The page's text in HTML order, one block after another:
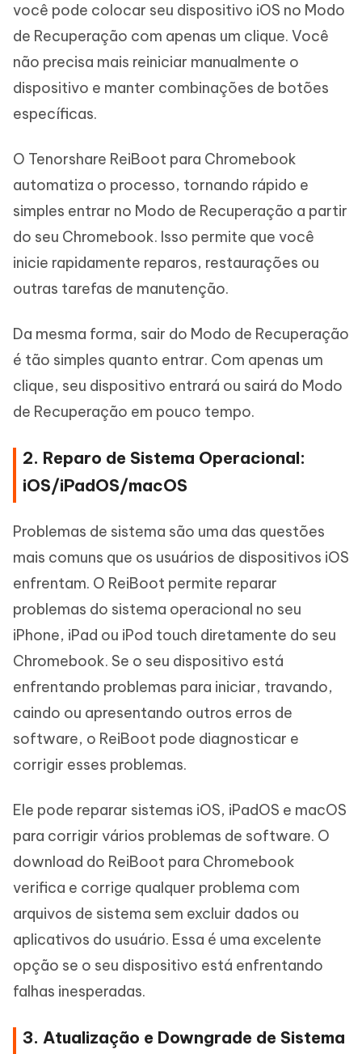
você pode colocar seu dispositivo iOS no Modo
de Recuperação com apenas um clique. Você
não precisa mais reiniciar manualmente o
dispositivo e manter combinações de botões
específicas.
O Tenorshare ReiBoot para Chromebook
automatiza o processo, tornando rápido e
simples entrar no Modo de Recuperação a partir
do seu Chromebook. Isso permite que você
inicie rapidamente reparos, restaurações ou
outras tarefas de manutenção.
Da mesma forma, sair do Modo de Recuperação
é tão simples quanto entrar. Com apenas um
clique, seu dispositivo entrará ou sairá do Modo
de Recuperação em pouco tempo.
2. Reparo de Sistema Operacional:
iOS/iPadOS/macOS
Problemas de sistema são uma das questões
mais comuns que os usuários de dispositivos iOS
enfrentam. O ReiBoot permite reparar
problemas do sistema operacional no seu
iPhone, iPad ou iPod touch diretamente do seu
Chromebook. Se o seu dispositivo está
enfrentando problemas para iniciar, travando,
caindo ou apresentando outros erros de
software, o ReiBoot pode diagnosticar e
corrigir esses problemas.
Ele pode reparar sistemas iOS, iPadOS e macOS
para corrigir vários problemas de software. O
download do ReiBoot para Chromebook
verifica e corrige qualquer problema com
arquivos de sistema sem excluir dados ou
aplicativos do usuário. Essa é uma excelente
opção se o seu dispositivo está enfrentando
falhas inesperadas.
3. Atualização e Downgrade de Sistema